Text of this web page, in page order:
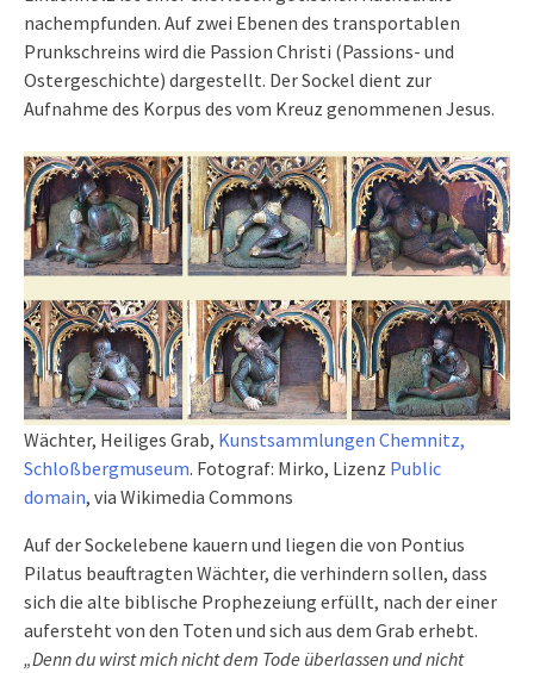
nachempfunden. Auf zwei Ebenen des transportablen
Prunkschreins wird die Passion Christi (Passions- und
Ostergeschichte) dargestellt. Der Sockel dient zur
Aufnahme des Korpus des vom Kreuz genommenen Jesus.
Wächter, Heiliges Grab, Kunstsammlungen Chemnitz,
Schloßbergmuseum. Fotograf: Mirko, Lizenz Public
domain, via Wikimedia Commons
Auf der Sockelebene kauern und liegen die von Pontius
Pilatus beauftragten Wächter, die verhindern sollen, dass
sich die alte biblische Prophezeiung erfüllt, nach der einer
aufersteht von den Toten und sich aus dem Grab erhebt.
„Denn du wirst mich nicht dem Tode überlassen und nicht